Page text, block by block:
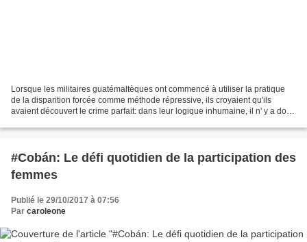
Lorsque les militaires guatémaltèques ont commencé à utiliser la pratique
de la disparition forcée comme méthode répressive, ils croyaient qu'ils
avaient découvert le crime parfait: dans leur logique inhumaine, il n' y a donc
#Cobán: Le défi quotidien de la participation des
femmes
Publié le 29/10/2017 à 07:56
Par caroleone